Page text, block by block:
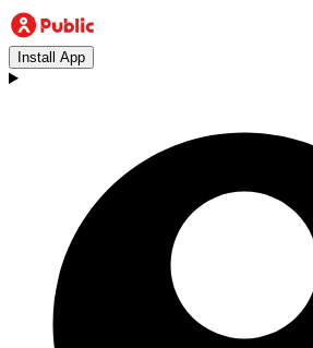
Install App